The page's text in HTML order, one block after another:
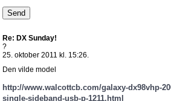
Re: DX Sunday!
?
25. oktober 2011 kl. 15:26.
Den vilde model
http://www.walcottcb.com/galaxy-dx98vhp-
single-sideband-usb-p-1211.html